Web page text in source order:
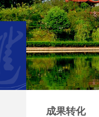
成果转化